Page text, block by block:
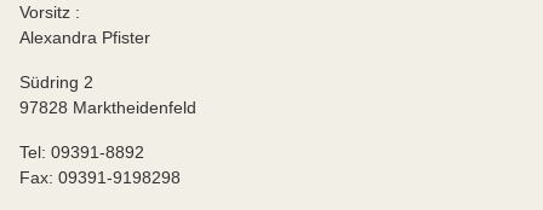
Vorsitz :
Alexandra Pfister
Südring 2
97828 Marktheidenfeld
Tel: 09391-8892
Fax: 09391-9198298